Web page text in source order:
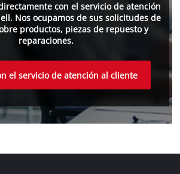
con el servicio de atención
Nos ocupamos de sus solicitudes de
productos, piezas de repuesto y
reparaciones.
el servicio de atención al cliente